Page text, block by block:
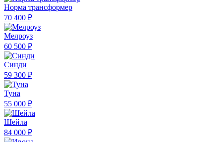
Норма трансформер
70 400 ₽
Мелроуз
60 500 ₽
Синди
59 300 ₽
Туна
55 000 ₽
Шейла
84 000 ₽